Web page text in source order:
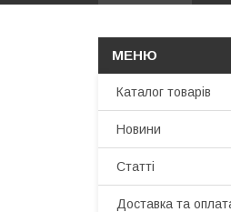
Каталог товарів
Новини
Статті
Доставка та